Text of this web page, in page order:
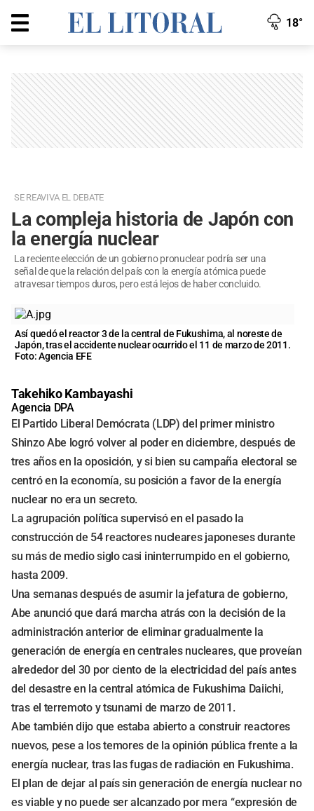
18°
SE REAVIVA EL DEBATE
La compleja historia de Japón con
la energía nuclear
La reciente elección de un gobierno pronuclear podría ser una
señal de que la relación del país con la energía atómica puede
atravesar tiempos duros, pero está lejos de haber concluido.
Así quedó el reactor 3 de la central de Fukushima, al noreste de
Japón, tras el accidente nuclear ocurrido el 11 de marzo de 2011.
Foto: Agencia EFE
Takehiko Kambayashi
Agencia DPA
El Partido Liberal Demócrata (LDP) del primer ministro
Shinzo Abe logró volver al poder en diciembre, después de
tres años en la oposición, y si bien su campaña electoral se
centró en la economía, su posición a favor de la energía
nuclear no era un secreto.
La agrupación política supervisó en el pasado la
construcción de 54 reactores nucleares japoneses durante
su más de medio siglo casi ininterrumpido en el gobierno,
hasta 2009.
Una semanas después de asumir la jefatura de gobierno,
Abe anunció que dará marcha atrás con la decisión de la
administración anterior de eliminar gradualmente la
generación de energía en centrales nucleares, que proveían
alrededor del 30 por ciento de la electricidad del país antes
del desastre en la central atómica de Fukushima Daiichi,
tras el terremoto y tsunami de marzo de 2011.
Abe también dijo que estaba abierto a construir reactores
nuevos, pese a los temores de la opinión pública frente a la
energía nuclear, tras las fugas de radiación en Fukushima.
El plan de dejar al país sin generación de energía nuclear no
es viable y no puede ser alcanzado por mera “expresión de